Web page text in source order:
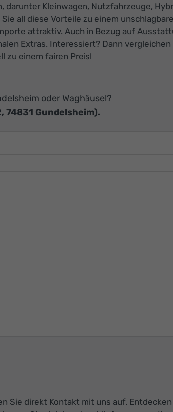
darunter Kleinwagen, Nutzfahrzeuge,
all diese Vorteile zu einem
attraktiv. Auch in Bezug auf
Extras. Interessiert? Dann
zu einem fairen Preis!
oder Waghäusel?
Gundelsheim).
Sie direkt Kontakt mit uns auf.